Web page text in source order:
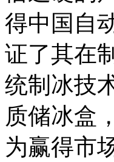
得中国自
证了其在
统制冰技
质储冰盒
为赢得市